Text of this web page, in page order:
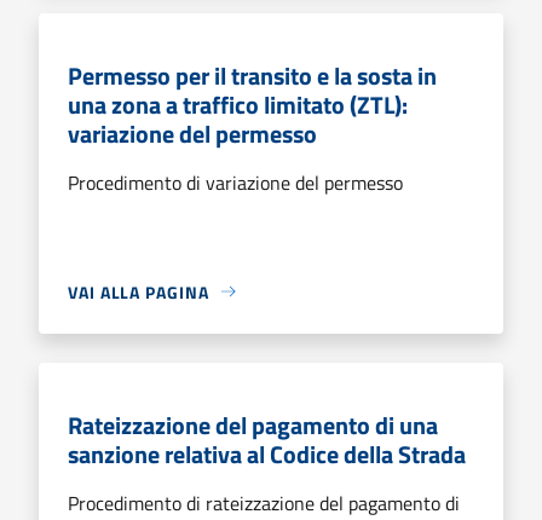
Permesso per il transito e la sosta in
una zona a traffico limitato (ZTL):
variazione del permesso
Procedimento di variazione del permesso
VAI ALLA PAGINA
Rateizzazione del pagamento di una
sanzione relativa al Codice della Strada
Procedimento di rateizzazione del pagamento di